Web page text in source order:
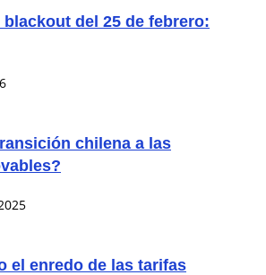
del 25 de febrero:
chilena a las
el enredo de las tarifas